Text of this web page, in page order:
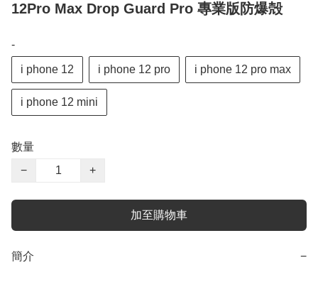
12Pro Max Drop Guard Pro 專業版防爆殻
-
i phone 12 i phone 12 pro i phone 12 pro max
i phone 12 mini
數量
−
+
加至購物車
簡介 −